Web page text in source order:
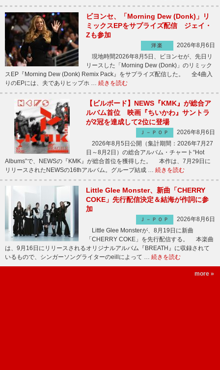
ビヨンセ、「Morning Dew (Donk)」リ
ミックスEPをサプライズ配信 ジェイ・
Zも参加
洋楽
2026年8月6日
現地時間2026年8月5日、ビヨンセが、先日リ
リースした「Morning Dew (Donk)」のリミック
スEP『Morning Dew (Donk) Remix Pack』をサプライズ配信した。 全4曲入
りのEPには、夫でありヒップホ … 続きを読む
【ビルボード】NEWS『KMK』が総合ア
ルバム首位 映画『ちいかわ』サントラ
が2冠を達成して2位に登場
Ｊ－ＰＯＰ
2026年8月6日
2026年8月5日公開（集計期間：2026年7月27
日～8月2日）の総合アルバム・チャート“Hot
Albums”で、NEWSの『KMK』が総合首位を獲得した。 本作は、7月29日に
リリースされたNEWSの16thアルバム。グループ結成 … 続きを読む
Little Glee Monster、新曲「CHERRY
COKE」先行配信決定＆結海が作詞に参
加
Ｊ－ＰＯＰ
2026年8月6日
Little Glee Monsterが、8月19日に新曲
「CHERRY COKE」を先行配信する。 本楽曲
は、9月16日にリリースされるオリジナルアルバム『BREATH』に収録されて
いるもので、シンガーソングライターのeillによって … 続きを読む
more »